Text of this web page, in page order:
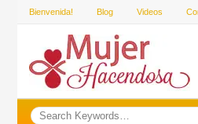
Bienvenida! Blog Videos